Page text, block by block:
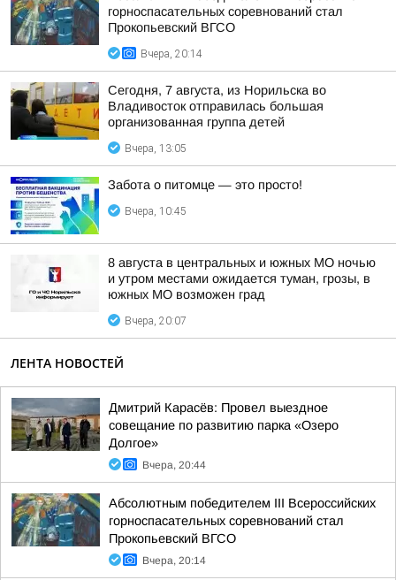
горноспасательных соревнований стал
Прокопьевский ВГСО
Вчера, 20:14
Сегодня, 7 августа, из Норильска во
Владивосток отправилась большая
организованная группа детей
Вчера, 13:05
Забота о питомце — это просто!
Вчера, 10:45
8 августа в центральных и южных МО ночью
и утром местами ожидается туман, грозы, в
южных МО возможен град
Вчера, 20:07
ЛЕНТА НОВОСТЕЙ
Дмитрий Карасёв: Провел выездное
совещание по развитию парка «Озеро
Долгое»
Вчера, 20:44
Абсолютным победителем III Всероссийских
горноспасательных соревнований стал
Прокопьевский ВГСО
Вчера, 20:14